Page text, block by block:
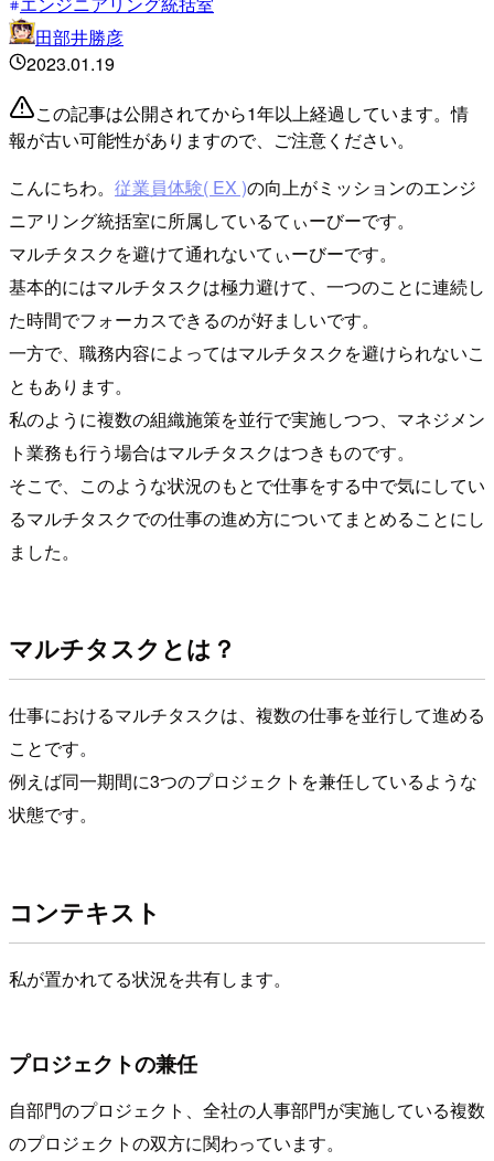
田部井勝彦
2023.01.19
この記事は公開されてから1年以上経過しています。情
報が古い可能性がありますので、ご注意ください。
こんにちわ。 従業員体験( EX )の向上がミッションのエンジ
ニアリング統括室に所属しているてぃーびーです。
マルチタスクを避けて通れないてぃーびーです。
基本的にはマルチタスクは極力避けて、一つのことに連続し
た時間でフォーカスできるのが好ましいです。
一方で、職務内容によってはマルチタスクを避けられないこ
ともあります。
私のように複数の組織施策を並行で実施しつつ、マネジメン
ト業務も行う場合はマルチタスクはつきものです。
そこで、このような状況のもとで仕事をする中で気にしてい
るマルチタスクでの仕事の進め方についてまとめることにし
ました。
マルチタスクとは？
仕事におけるマルチタスクは、複数の仕事を並行して進める
ことです。
例えば同一期間に3つのプロジェクトを兼任しているような
状態です。
コンテキスト
私が置かれてる状況を共有します。
プロジェクトの兼任
自部門のプロジェクト、全社の人事部門が実施している複数
のプロジェクトの双方に関わっています。